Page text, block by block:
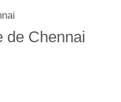
de Chennai